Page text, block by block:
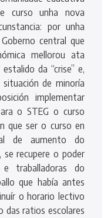
curso unha nova
por unha
central que
mellorou ata
da “crise” e,
de minoría
implementar
o STEG o curso
que ser o curso en
de aumento do
recupere o poder
e traballadoras do
que había antes
o horario lectivo
das ratios escolares